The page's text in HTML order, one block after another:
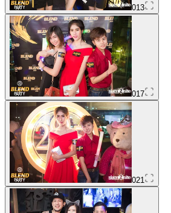
013
017
021